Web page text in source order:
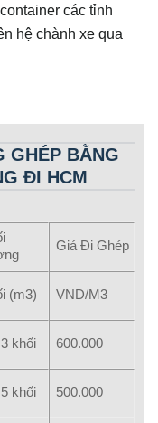
các tỉnh
hệ chành xe qua
GHÉP BẰNG
ĐI HCM
Giá Đi Ghép
(m3) VND/M3
khối 600.000
khối 500.000